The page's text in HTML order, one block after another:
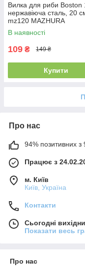
Вилка для риби Boston
нержавіюча сталь, 20
mz120 MAZHURA
В наявності
109 ₴ 149 ₴
Купити
Про нас
94% позитивних з
Працює з
м. Київ
Київ, Україна
Контакти
Сьогодні
Показати весь
Про нас